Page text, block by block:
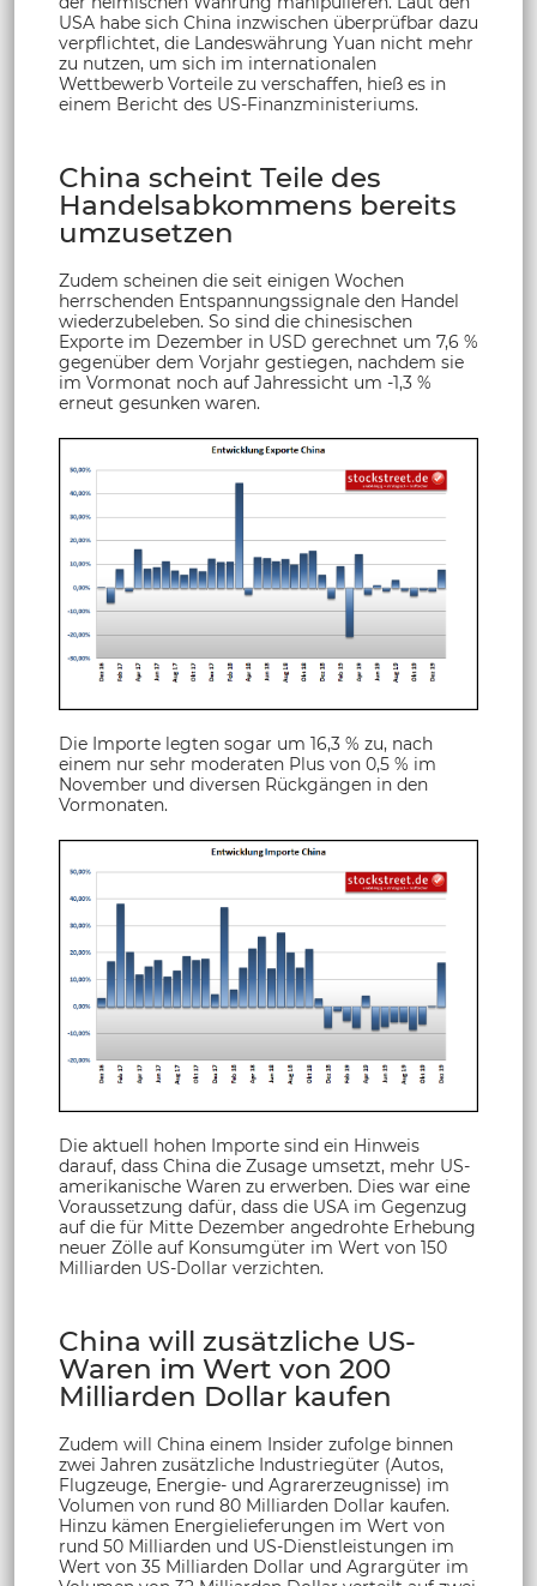
USA habe sich China inzwischen überprüfbar dazu
verpflichtet, die Landeswährung Yuan nicht mehr
zu nutzen, um sich im internationalen
Wettbewerb Vorteile zu verschaffen, hieß es in
einem Bericht des US-Finanzministeriums.
China scheint Teile des
Handelsabkommens bereits
umzusetzen
Zudem scheinen die seit einigen Wochen
herrschenden Entspannungssignale den Handel
wiederzubeleben. So sind die chinesischen
Exporte im Dezember in USD gerechnet um 7,6 %
gegenüber dem Vorjahr gestiegen, nachdem sie
im Vormonat noch auf Jahressicht um -1,3 %
erneut gesunken waren.
Die Importe legten sogar um 16,3 % zu, nach
einem nur sehr moderaten Plus von 0,5 % im
November und diversen Rückgängen in den
Vormonaten.
Die aktuell hohen Importe sind ein Hinweis
darauf, dass China die Zusage umsetzt, mehr US-
amerikanische Waren zu erwerben. Dies war eine
Voraussetzung dafür, dass die USA im Gegenzug
auf die für Mitte Dezember angedrohte Erhebung
neuer Zölle auf Konsumgüter im Wert von 150
Milliarden US-Dollar verzichten.
China will zusätzliche US-
Waren im Wert von 200
Milliarden Dollar kaufen
Zudem will China einem Insider zufolge binnen
zwei Jahren zusätzliche Industriegüter (Autos,
Flugzeuge, Energie- und Agrarerzeugnisse) im
Volumen von rund 80 Milliarden Dollar kaufen.
Hinzu kämen Energielieferungen im Wert von
rund 50 Milliarden und US-Dienstleistungen im
Wert von 35 Milliarden Dollar und Agrargüter im